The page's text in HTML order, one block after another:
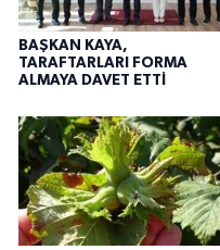
BAŞKAN KAYA,
TARAFTARLARI FORMA
ALMAYA DAVET ETTİ